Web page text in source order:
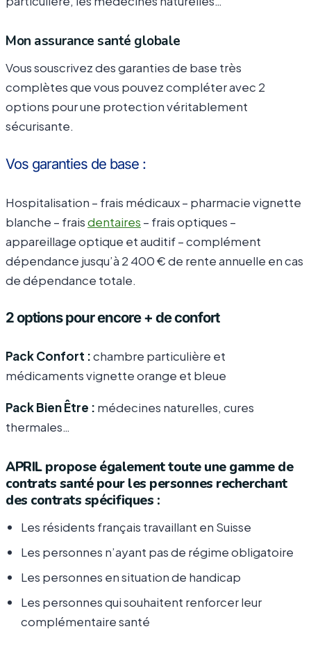
Mon assurance santé globale
Vous souscrivez des garanties de base très
complètes que vous pouvez compléter avec 2
options pour une protection véritablement
sécurisante.
Vos garanties de base :
Hospitalisation – frais médicaux – pharmacie vignette
blanche – fraisdentaires – frais optiques –
appareillage optique et auditif – complément
dépendance jusqu’à 2 400 € de rente annuelle en cas
de dépendance totale.
2 options pour encore + de confort
Pack Confort :chambre particulière et
médicaments vignette orange et bleue
Pack Bien Être : médecines naturelles, cures
thermales…
APRIL propose également toute une gamme de
contrats santé pour les personnes recherchant
des contrats spécifiques :
Les résidents français travaillant en Suisse
Les personnes n’ayant pas de régime obligatoire
Les personnes en situation de handicap
Les personnes qui souhaitent renforcer leur
complémentaire santé